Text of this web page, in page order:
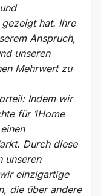
hat. Ihre
Anspruch,
unseren
Mehrwert zu
Indem wir
für 1Home
Durch diese
unseren
einzigartige
die über andere